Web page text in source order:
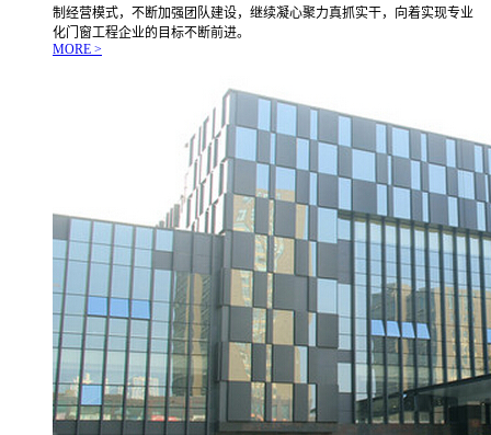
制经营模式，不断加强团队建设，继续凝心聚力真抓实干，向着实现专业
化门窗工程企业的目标不断前进。
MORE >